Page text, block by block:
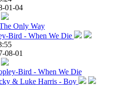
01-04
Only Way
08-01
Bird - When We Die